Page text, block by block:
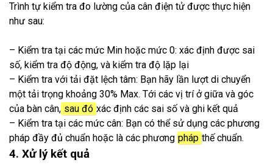
Trình tự kiểm tra đo lường của cân điện tử được thực hiện
như sau:
– Kiểm tra tại các mức Min hoặc mức 0: xác định được sai
số, kiểm tra độ động, và kiểm tra độ lặp lại
– Kiểm tra với tải đặt lệch tâm: Bạn hãy lần lượt di chuyển
một tải trọng khoảng 30% Max. Tới các vị trí ở giữa và góc
của bàn cân, sau đó xác định các sai số và ghi kết quả
– Kiểm tra tại các mức cân: Bạn có thể sử dụng các phương
pháp đầy đủ chuẩn hoặc là các phương pháp thế chuẩn.
4. Xử lý kết quả